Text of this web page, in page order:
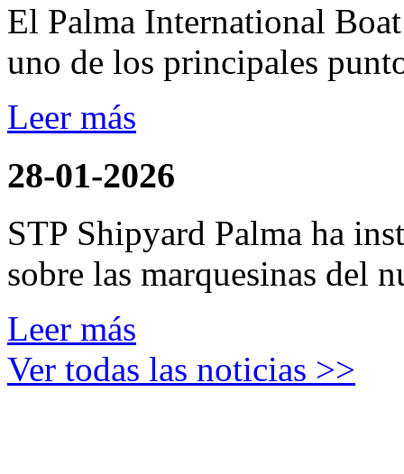
El Palma International
uno de los principales
Leer más
28-01-2026
STP Shipyard Palma ha
sobre las marquesinas del
Leer más
Ver todas las noticias >>